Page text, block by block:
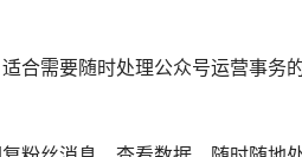
合需要随时处理公众号运营事务的